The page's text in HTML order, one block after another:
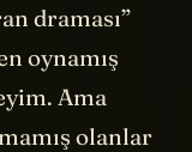
draması”
oynamış
Ama